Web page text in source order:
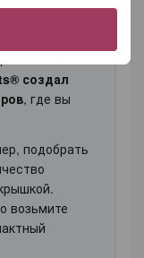
создал
, где вы
подобрать
возьмите